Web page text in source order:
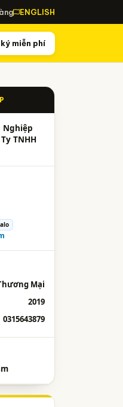
ENGLISH
miễn phí
Nghiệp
TNHH
Mại
2019
0315643879